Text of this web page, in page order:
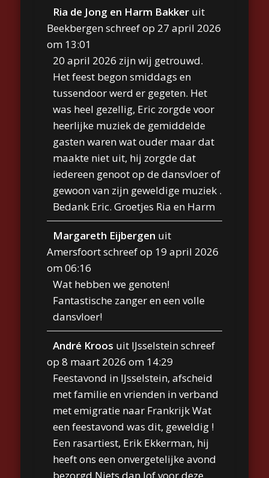
Ria de Jong en Harm Bakker uit
Beekbergenschreef op 27 april 2026
om 13:01
20 april 2026 zijn wij getrouwd.
Het feest begon smiddags en
tussendoor werd er gegeten. Het
was heel gezellig, Eric zorgde voor
heerlijke muziek de gemiddelde
gasten waren wat ouder maar dat
maakte niet uit, hij zorgde dat
iedereen genoot op de dansvloer of
gewoon van zijn geweldige muziek .
Bedank Eric. Groetjes Ria en Harm
Margareth Eijbergen uit
Amersfoortschreef op 19 april 2026
om06:16
Wat hebben we genoten!
Fantastische zanger en een volle
dansvloer!
André Kroos uit IJsselsteinschreef
op 8 maart 2026 om 14:29
Feestavond in IJsselstein, afscheid
met familie en vrienden in verband
met emigratie naar Frankrijk Wat
een feestavond was dit, geweldig !
Een rasartiest, Erik Ekkerman, hij
heeft ons een onvergetelijke avond